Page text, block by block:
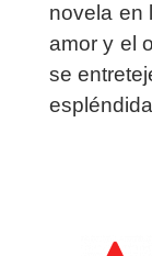
novela en
amor y el
se